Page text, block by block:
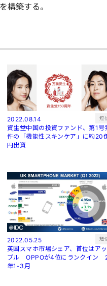
構築する。
2022.08.14 短
資生堂中国の投資ファンド、第1号
件の「機能性スキンケア」に約20
円出資
2022.05.25 短
英国スマホ市場シェア、首位はアッ
プル OPPOが4位にランクイン
年1-3月